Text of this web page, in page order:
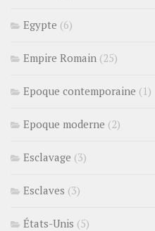
Egypte (6)
Empire Romain (25)
Epoque contemporaine (1)
Epoque moderne (2)
Esclavage (3)
Esclaves (3)
États-Unis (5)